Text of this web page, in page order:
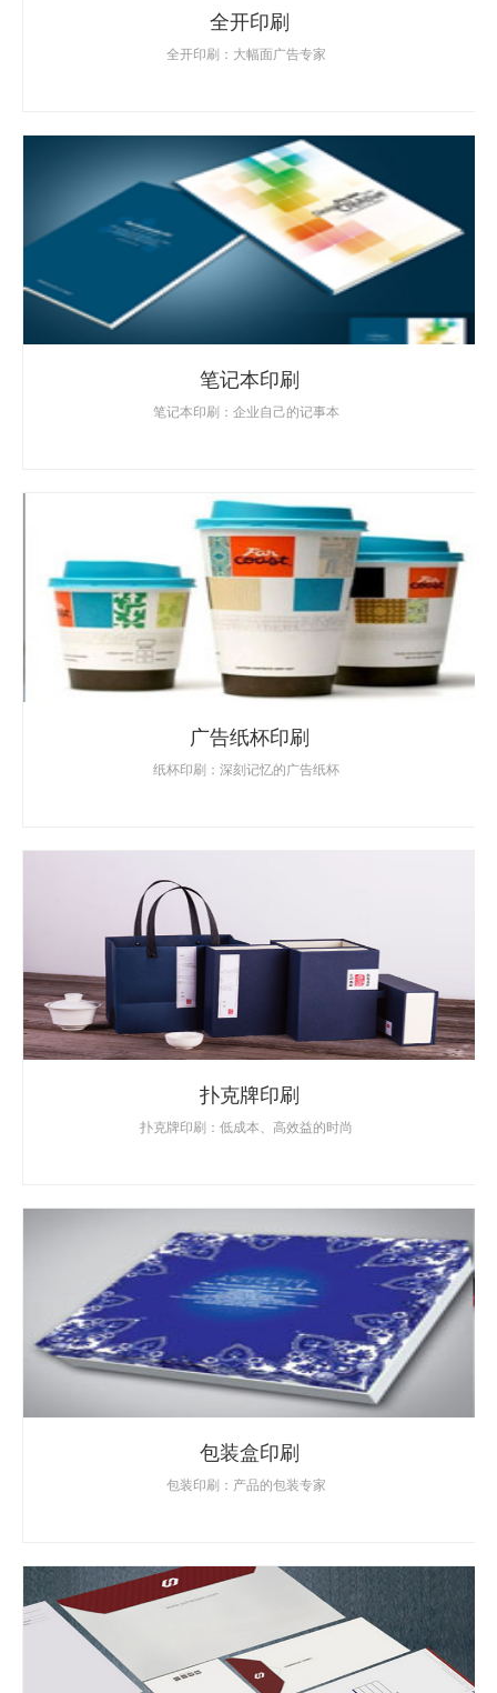
全开印刷
全开印刷：大幅面广告专家
笔记本印刷
笔记本印刷：企业自己的记事本
广告纸杯印刷
纸杯印刷：深刻记忆的广告纸杯
扑克牌印刷
扑克牌印刷：低成本、高效益的时尚
包装盒印刷
包装印刷：产品的包装专家